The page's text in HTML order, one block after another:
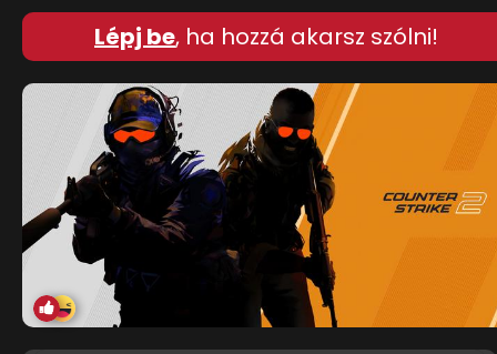
Lépj be, ha hozzá akarsz szólni!